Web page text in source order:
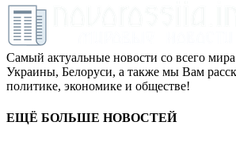
Самый актуальные новости со всего
Украины, Белоруси, а также мы Вам
политике, экономике и обществе!
ЕЩЁ БОЛЬШЕ НОВОСТЕЙ